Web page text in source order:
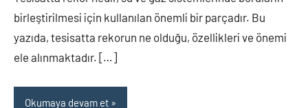
birleştirilmesi için kullanılan önemli bir parçadır. Bu
yazıda, tesisatta rekorun ne olduğu, özellikleri ve önemi
ele alınmaktadır. […]
Okumaya devam et